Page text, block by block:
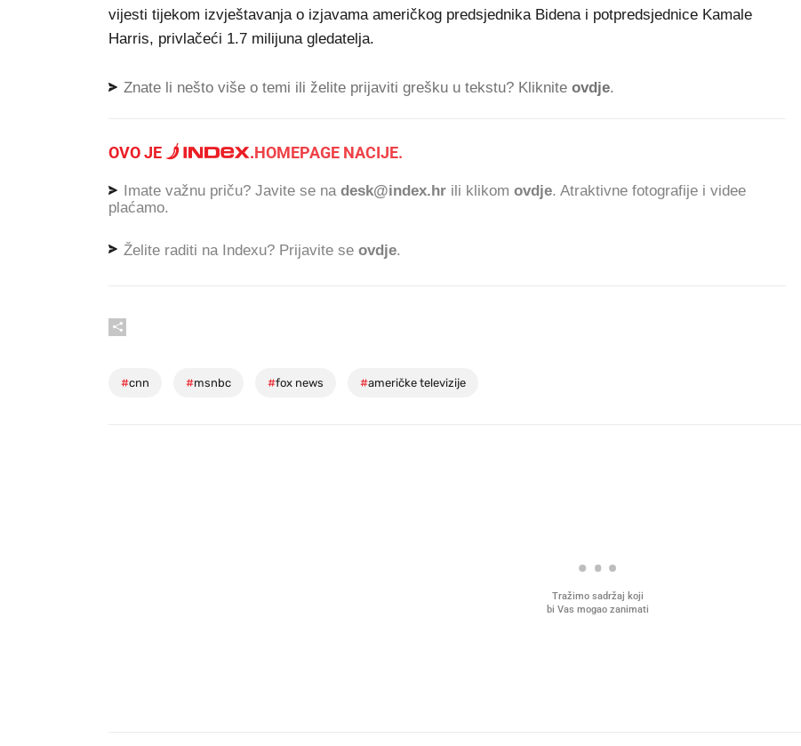
vijesti tijekom izvještavanja o izjavama američkog predsjednika Bidena i potpredsjednice Kamale
Harris, privlačeći 1.7 milijuna gledatelja.
Znate li nešto više o temi ili želite prijaviti grešku u tekstu? Kliknite ovdje.
OVO JE .HOMEPAGE NACIJE.
Imate važnu priču? Javite se na desk@index.hr ili klikom ovdje. Atraktivne fotografije i videe
plaćamo.
Želite raditi na Indexu? Prijavite se ovdje.
#cnn #msnbc #fox news #američke televizije
Tražimo sadržaj koji
bi Vas mogao zanimati